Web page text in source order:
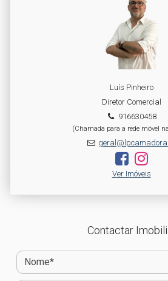
Luís Pinheiro
Diretor Comercial
916630458
(Chamada para a rede móvel
Ver Imóveis
Contactar